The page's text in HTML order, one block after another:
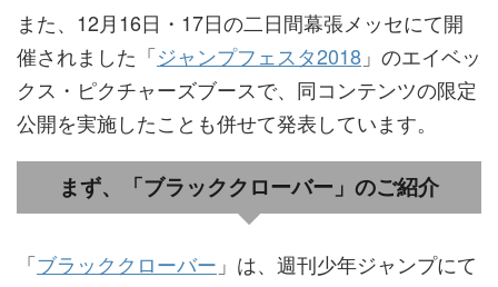
また、12月16日・17日の二日間幕張メッセにて開
催されました「ジャンプフェスタ2018 」のエイベッ
クス・ピクチャーズブースで、同コンテンツの限定
公開を実施したことも併せて発表しています。
まず、「ブラッククローバー」のご紹介
「ブラッククローバー 」は、週刊少年ジャンプにて